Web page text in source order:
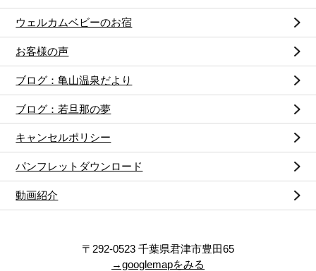
ウェルカムベビーのお宿
お客様の声
ブログ：亀山温泉だより
ブログ：若旦那の夢
キャンセルポリシー
パンフレットダウンロード
動画紹介
〒292-0523 千葉県君津市豊田65
→googlemapをみる